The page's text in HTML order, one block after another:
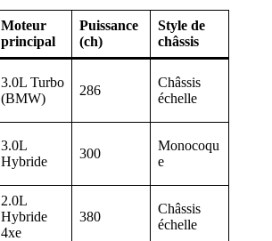
Moteur
principal
Puissance
(ch)
Style de
châssis
3.0L Turbo
(BMW)
286
Châssis
échelle
3.0L
Hybride
300
Monocoqu
e
2.0L
Hybride
4xe
380
Châssis
échelle